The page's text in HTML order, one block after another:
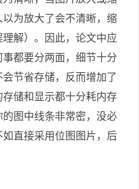
为放大了会不清晰，缩
解）。因此，论文中应
都要分两面，细节十分
节省存储，反而增加了
储和显示都十分耗内存
图中线条非常密，没必
直接采用位图图片，后